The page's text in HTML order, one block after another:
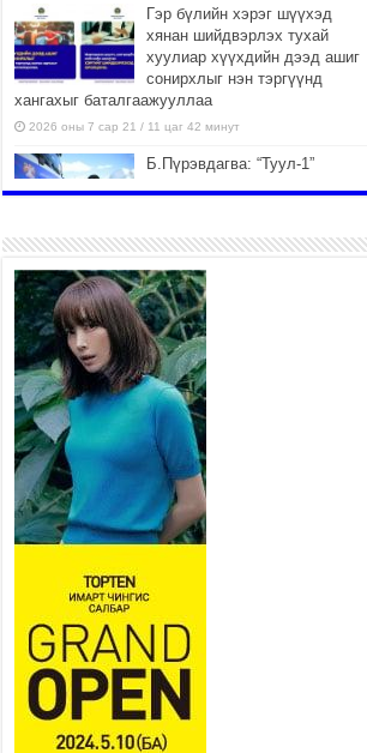
Гэр бүлийн хэрэг шүүхэд
хянан шийдвэрлэх тухай
хуулиар хүүхдийн дээд ашиг
сонирхлыг нэн тэргүүнд
хангахыг баталгаажууллаа
2026 оны 7 сар 21 / 11 цаг 42 минут
Б.Пүрэвдагва: “Туул-1”
2026 оны 7 сар 21 / 10 цаг 15 минут
НИЙСЛЭЛ, АЙМГИЙН
УДИРДЛАГУУДЫН АЖЛЫГ
ХҮНД СУРТЛЫГ БУУРУУЛЖ,
ИРГЭД, АЖ АХУЙН НЭГЖИЙН
АЧААГ ХЭРХЭН ХӨНГӨЛСНӨӨР ДҮГНЭНЭ
2026 оны 7 сар 21 / 10 цаг 09 минут
Байнгын хорооны дарга
М.Мандхай Цөлжилттэй
тэмцэх тухай НҮБ-ын
конвенцын талуудын 17 дугаар
бага хурал (СОР17)-ын бэлтгэл ажлын явцтай
танилцлаа
2026 оны 7 сар 21 / 10 цаг 03 минут
Б.Пүрэвдагва: Бүтээн байгуулалтын аливаа
ажил инженерийн хангамжийн байгууллагуудын
уялдаа холбоогүйгээс саатах ёсгүй
2026 оны 7 сар 20 / 17 цаг 21 минут
“Сэлбэ 20 минутын хот” төслийн анхны 12
давхар барилгын үндсэн карказ, цутгалтын ажил